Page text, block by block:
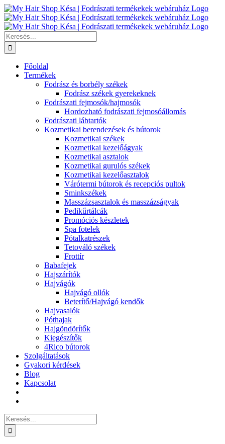
Kihagyás
Keresés...
Főoldal
Termékek
Fodrász és borbély székek
Fodrász székek gyerekeknek
Fodrászati fejmosók/hajmosók
Hordozható fodrászati fejmosóállomás
Fodrászati lábtartók
Kozmetikai berendezések és bútorok
Kozmetikai székek
Kozmetikai kezelőágyak
Kozmetikai asztalok
Kozmetikai gurulós székek
Kozmetikai kezelőasztalok
Várótermi bútorok és recepciós pultok
Sminkszékek
Masszázsasztalok és masszázságyak
Pedikűrtálcák
Promóciós készletek
Spa fotelek
Pótalkatrészek
Tetováló székek
Frottír
Babafejek
Hajszárítók
Hajvágók
Hajvágó ollók
Beterítő/Hajvágó kendők
Hajvasalók
Póthajak
Hajgöndörítők
Kiegészítők
4Rico bútorok
Szolgáltatások
Gyakori kérdések
Blog
Kapcsolat
Keresés...